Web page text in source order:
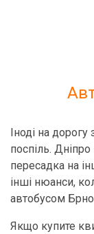
Іноді на
поспіль.
пересадка на
інші нюанси,
автобусом
Якщо купите